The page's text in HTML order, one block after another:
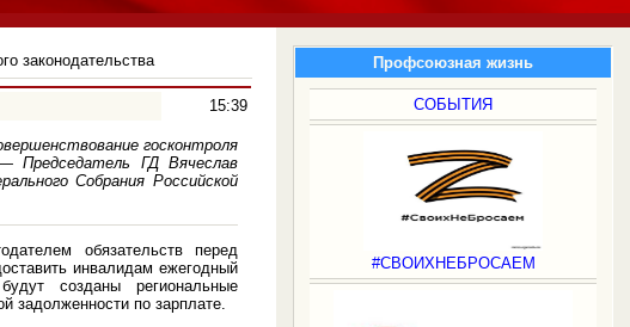
Профсоюзная жизнь
СОБЫТИЯ
#СВОИХНЕБРОСАЕМ
законодательства
15:39
госконтроля
Председатель ГД Вячеслав
Собрания Российской
обязательств перед
инвалидам ежегодный
созданы региональные
задолженности по зарплате.